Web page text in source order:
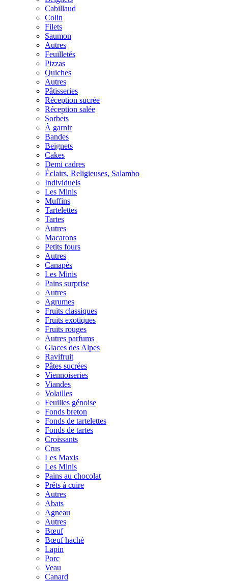
Cabillaud
Colin
Filets
Saumon
Autres
Feuilletés
Pizzas
Quiches
Autres
Pâtisseries
Réception sucrée
Réception salée
Sorbets
À garnir
Bandes
Beignets
Cakes
Demi cadres
Éclairs, Religieuses, Salambo
Individuels
Les Minis
Muffins
Tartelettes
Tartes
Autres
Macarons
Petits fours
Autres
Canapés
Les Minis
Pains surprise
Autres
Agrumes
Fruits classiques
Fruits exotiques
Fruits rouges
Autres parfums
Glaces des Alpes
Ravifruit
Pâtes sucrées
Viennoiseries
Viandes
Volailles
Feuilles génoise
Fonds breton
Fonds de tartelettes
Fonds de tartes
Croissants
Crus
Les Maxis
Les Minis
Pains au chocolat
Prêts à cuire
Autres
Abats
Agneau
Autres
Bœuf
Bœuf haché
Lapin
Porc
Veau
Canard